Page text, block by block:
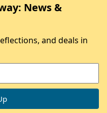
News &
and deals in